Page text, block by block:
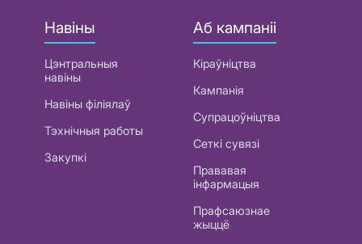
Навіны
Цэнтральныя
навіны
Навіны філіялаў
Тэхнічныя работы
Закупкі
Аб кампаніі
Кіраўніцтва
Кампанія
Супрацоўніцтва
Сеткі сувязі
Прававая
інфармацыя
Прафсаюзнае
жыццё